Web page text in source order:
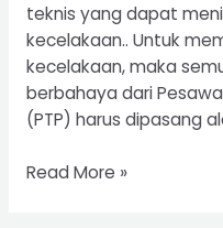
teknis yang dapat
kecelakaan.. Untuk
kecelakaan, maka
berbahaya dari
(PTP) harus dipasang
Riksa
Read More »